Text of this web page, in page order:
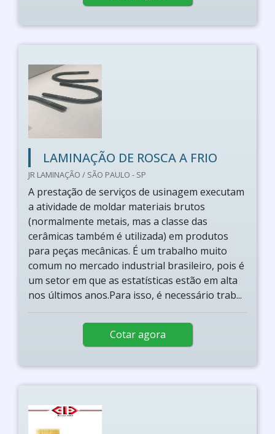
LAMINAÇÃO DE ROSCA A FRIO
JR LAMINAÇÃO / SÃO PAULO - SP
A prestação de serviços de usinagem executam
a atividade de moldar materiais brutos
(normalmente metais, mas a classe das
cerâmicas também é utilizada) em produtos
para peças mecânicas. É um trabalho muito
comum no mercado industrial brasileiro, pois é
um setor em que as estatísticas estão em alta
nos últimos anos.Para isso, é necessário trab...
Cotar agora